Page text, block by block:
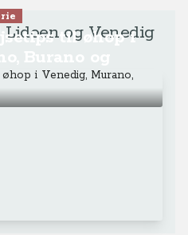
og Venedig
til øhop i